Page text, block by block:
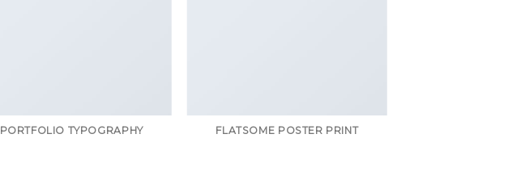
PORTFOLIO TYPOGRAPHY FLATSOME POSTER PRINT